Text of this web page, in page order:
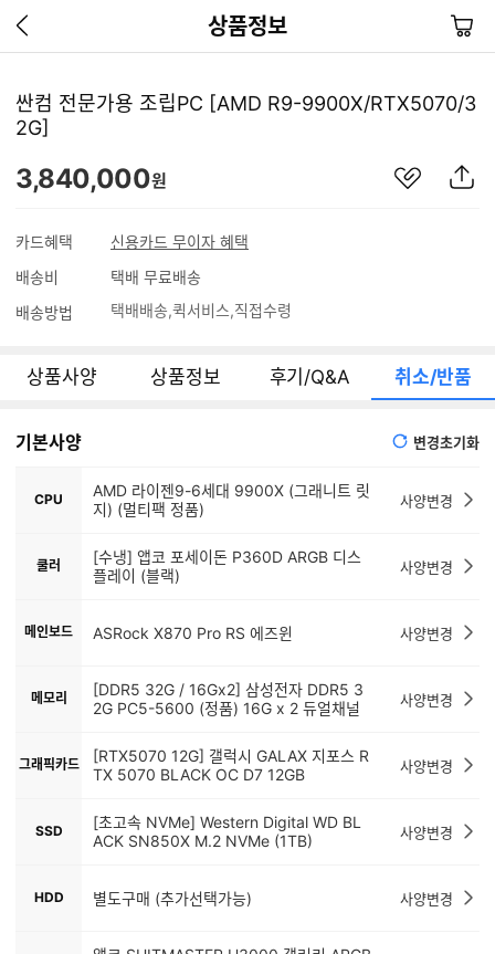
상품정보
이
지
가
장
바
싼컴 전문가용 조립PC [AMD R9-9900X/RTX5070/3
2G]
3,840,000원
카드혜택
신용카드 무이자 혜택
배송비
택배 무료배송
배송방법
택배배송 퀵서비스 직접수령
상품사양 상품정보 후기/Q&A 취소/반품
기본사양 변경초기화
CPU
AMD 라이젠9-6세대 9900X (그래니트 릿
지) (멀티팩 정품)
사양변경
쿨러
[수냉] 앱코 포세이돈 P360D ARGB 디스
플레이 (블랙)
사양변경
메인보드 ASRock X870 Pro RS 에즈윈 사양변경
메모리
[DDR5 32G / 16Gx2] 삼성전자 DDR5 3
2G PC5-5600 (정품) 16G x 2 듀얼채널
사양변경
그래픽카드
[RTX5070 12G] 갤럭시 GALAX 지포스 R
TX 5070 BLACK OC D7 12GB
사양변경
SSD
[초고속 NVMe] Western Digital WD BL
ACK SN850X M.2 NVMe (1TB)
사양변경
HDD 별도구매 (추가선택가능) 사양변경